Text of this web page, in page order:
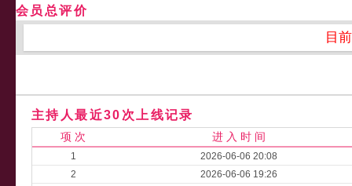
会员总评价
目
主持人最近30次上线记录
项 次 进 入 时 间
1
2026-06-06 20:08
2
2026-06-06 19:26